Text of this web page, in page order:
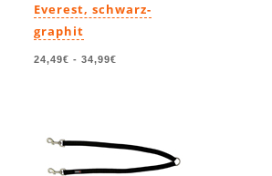
Everest, schwarz-
graphit
24,49€ - 34,99€